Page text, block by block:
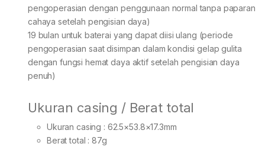
pengoperasian dengan penggunaan normal tanpa paparan
cahaya setelah pengisian daya)
19 bulan untuk baterai yang dapat diisi ulang (periode
pengoperasian saat disimpan dalam kondisi gelap gulita
dengan fungsi hemat daya aktif setelah pengisian daya
penuh)
Ukuran casing / Berat total
Ukuran casing : 62.5×53.8×17.3mm
Berat total : 87g